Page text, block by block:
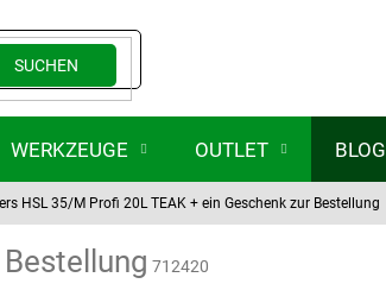
SUCHEN
WERKZEUGE OUTLET BLOG
HSL 35/M Profi 20L TEAK + ein Geschenk zur Bestellung
712420